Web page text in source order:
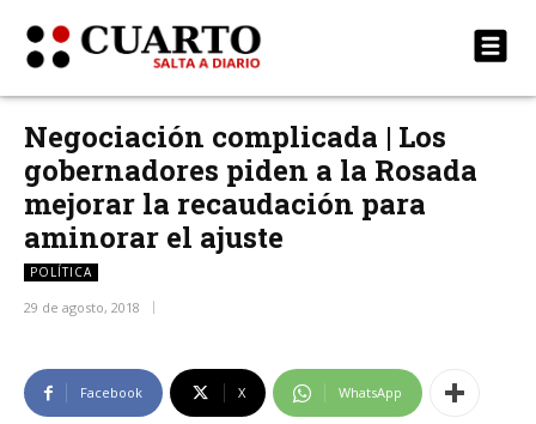
Negociación complicada | Los
gobernadores piden a la Rosada
mejorar la recaudación para
aminorar el ajuste
POLÍTICA
29 de agosto, 2018
Facebook X WhatsApp